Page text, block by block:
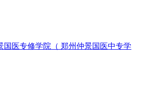
国医专修学院（ 郑州仲景国医中专学